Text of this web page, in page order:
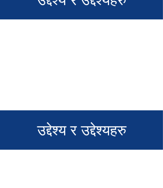
उद्देश्य र उद्देश्यहरु